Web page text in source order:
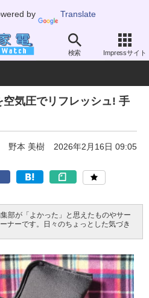
by Translate
検索 Impressサイト
家電 マッサージ機器
気圧でリフレッシュ! 手
野本 美樹 2026年2月16日 09:05
部が「よかった」と思えたものやサー
ナーです。日々のちょっとした気づき